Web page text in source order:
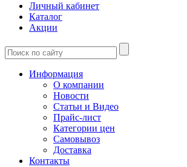
Личный кабинет
Каталог
Акции
Информация
О компании
Новости
Статьи и Видео
Прайс-лист
Категории цен
Самовывоз
Доставка
Контакты